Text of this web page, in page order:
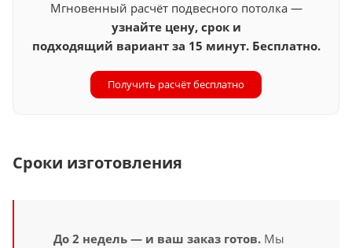
Мгновенный расчёт подвесного потолка —
узнайте цену, срок и
подходящий вариант за 15 минут. Бесплатно.
Получить расчёт бесплатно
Сроки изготовления
До 2 недель — и ваш заказ готов. Мы